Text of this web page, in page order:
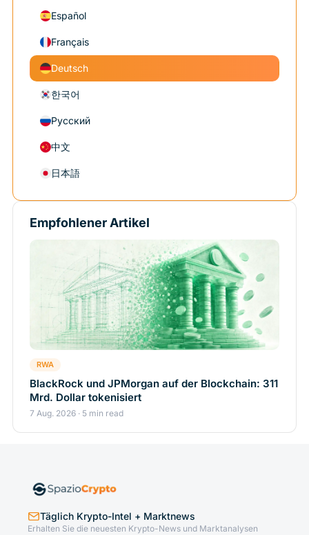
Español
Français
Deutsch
한국어
Русский
中文
日本語
Empfohlener Artikel
RWA
BlackRock und JPMorgan auf der Blockchain: 311
Mrd. Dollar tokenisiert
7 Aug. 2026 · 5 min read
Täglich Krypto-Intel + Marktnews
Erhalten Sie die neuesten Krypto-News und Marktanalysen